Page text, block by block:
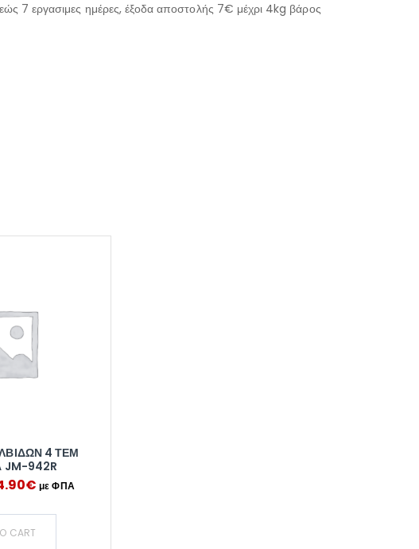
7 εργασιμες ημέρες, έξοδα αποστολής 7€ μέχρι 4kg βάρος
4 ΤΕΜ
JM-942R
€
CART